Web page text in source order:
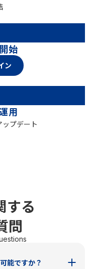
始
ン
用
プデート
する
問
能ですか？